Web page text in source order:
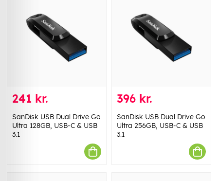
241 kr.
SanDisk USB Dual Drive Go
Ultra 128GB, USB-C & USB
3.1
396 kr.
SanDisk USB Dual Drive Go
Ultra 256GB, USB-C & USB
3.1